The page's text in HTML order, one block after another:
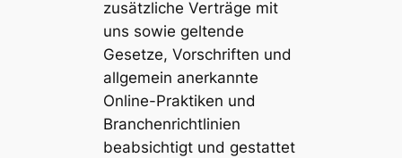
zusätzliche Verträge mit
uns sowie geltende
Gesetze, Vorschriften und
allgemein anerkannte
Online-Praktiken und
Branchenrichtlinien
beabsichtigt und gestattet